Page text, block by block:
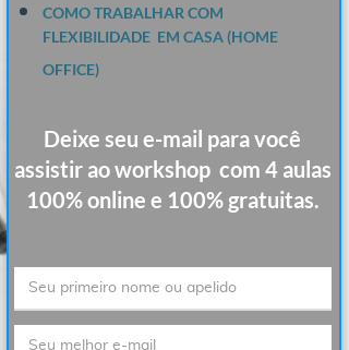
Deixe seu e-mail para você
assistir ao workshop com 4 aulas
100% online e 100% gratuitas.
COMO TRABALHAR COM
FLEXIBILIDADE EM CASA (HOME
OFFICE)